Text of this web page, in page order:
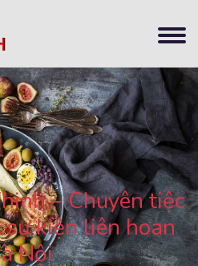
– Chuyên tiệc
kiện liên hoan
Nội